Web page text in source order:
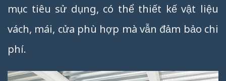
mục tiêu sử dụng, có thể thiết kế vật liệu
vách, mái, cửa phù hợp mà vẫn đảm bảo chi
phí.